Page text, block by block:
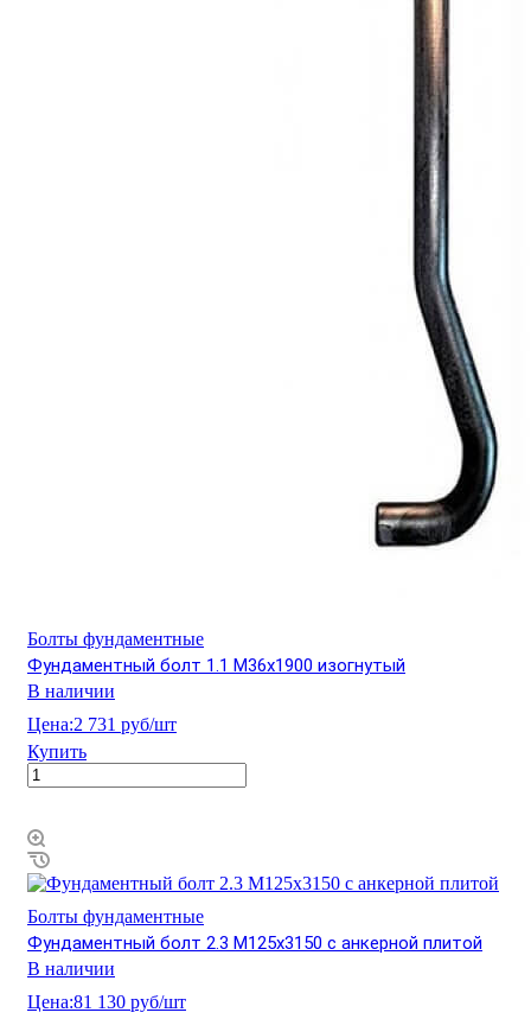
Болты фундаментные
Фундаментный болт 1.1 М36х1900 изогнутый
В наличии
Цена:2 731 руб/шт
Купить
Болты фундаментные
Фундаментный болт 2.3 М125х3150 с анкерной плитой
В наличии
Цена:81 130 руб/шт